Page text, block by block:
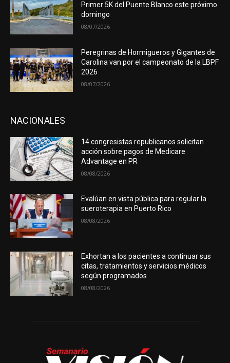
Primer 5K del Puente Blanco este próximo
domingo
08/07/2026
Peregrinas de Hormigueros y Gigantes de
Carolina van por el campeonato de la LBPF
2026
08/07/2026
NACIONALES
14 congresistas republicanos solicitan
acción sobre pagos de Medicare
Advantage en PR
08/08/2026
Evalúan en vista pública para regular la
sueroterapia en Puerto Rico
08/08/2026
Exhortan a los pacientes a continuar sus
citas, tratamientos y servicios médicos
según programados
08/08/2026